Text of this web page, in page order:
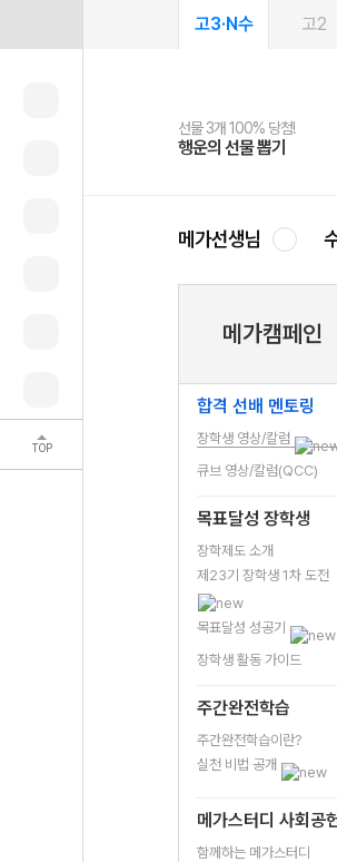
TOP
고3·N수 고2
선물 3개 100% 당첨!
행운의 선물 뽑기
선물 100% 증정!
메가스터디 X 올리브
여름방학 스터디 캐시백
메가런 썸머스쿨
2027 러셀 단과
강사 공개선발
스마트러닝앱
설문 EVENT
메가패스
3일 무료 체험권
메가패스 수강생 무료혜택!
메가클럽 멤버십
사회공헌 캠페인
희망이룸 메가나눔
메가선생님
메가캠페인
합격 선배 멘토링
장학생 영상/칼럼
큐브 영상/칼럼(QCC)
목표달성 장학생
장학제도 소개
제23기 장학생 1차 도전
목표달성 성공기
장학생 활동 가이드
주간완전학습
주간완전학습이란?
실천 비법 공개
메가스터디 사회공
함께하는 메가스터디